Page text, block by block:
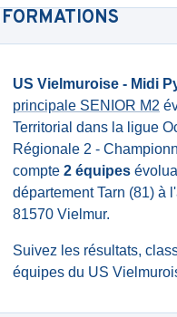
US Vielmuroise - Midi
principale SENIOR M2
Territorial dans la ligue
Régionale 2 -
compte 2 équipes
département Tarn (81) à
81570 Vielmur.
Suivez les résultats,
équipes du US